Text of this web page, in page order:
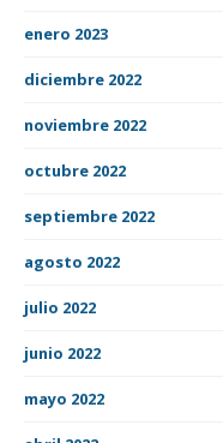
enero 2023
diciembre 2022
noviembre 2022
octubre 2022
septiembre 2022
agosto 2022
julio 2022
junio 2022
mayo 2022